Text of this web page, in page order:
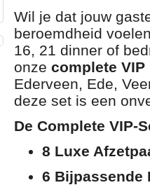
Wil je dat jouw
beroemdheid
16, 21 dinner of
onze complete VIP
Ederveen, Ede,
deze set is een
De Complete VIP-
8 Luxe
6 Bijpassende